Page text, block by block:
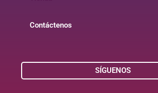
Contáctenos
SÍGUENOS